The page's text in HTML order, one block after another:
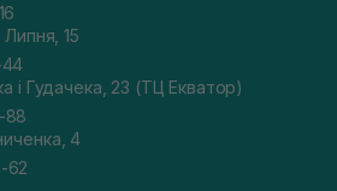
Липня, 15
і Гудачека, 23 (ТЦ Екватор)
88
4
62